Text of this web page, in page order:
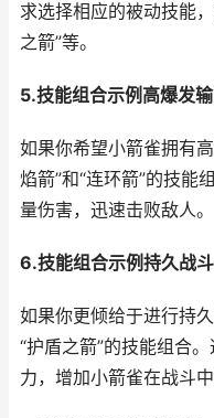
求选择相应的被动技能
之箭”等。
5.技能组合示例高爆发
如果你希望小箭雀拥有
焰箭”和“连环箭”的技能
量伤害，迅速击败敌人。
6.技能组合示例持久战斗
如果你更倾给于进行持
“护盾之箭”的技能组合
力，增加小箭雀在战斗中